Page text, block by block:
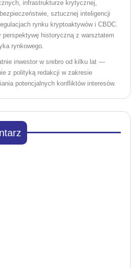
infrastrukturze krytycznej,
sztucznej inteligencji
rynku kryptoaktywów i CBDC.
perspektywę historyczną z warsztatem
rynkowego.
inwestor w srebro od kilku lat —
z polityką redakcji w zakresie
potencjalnych konfliktów interesów.